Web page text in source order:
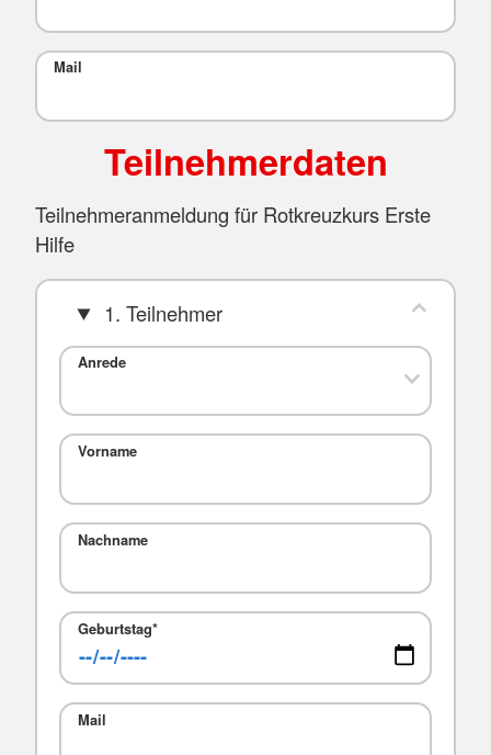
Mail
Teilnehmerdaten
Teilnehmeranmeldung für Rotkreuzkurs Erste
Hilfe
1. Teilnehmer
Anrede
Vorname
Nachname
Geburtstag*
Mail